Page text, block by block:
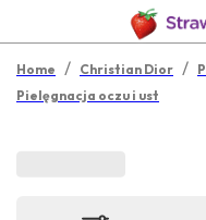
Home / Christian Dior /
Pielęgnacja oczu i ust